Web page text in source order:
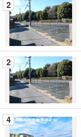
件
を
マ
イ
ペ
ー
ジ
に
保
存
す
る
2
2
4